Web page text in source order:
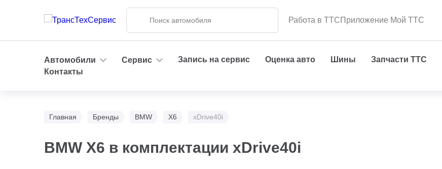
Работа в ТТСПриложение Мой ТТС
Автомобили Сервис Запись на сервис Оценка авто Шины Запчасти ТТС
Контакты
Главная Бренды BMW X6 xDrive40i
BMW X6 в комплектации xDrive40i